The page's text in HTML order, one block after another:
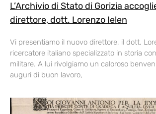
L’Archivio di Stato di Gorizia
direttore, dott. Lorenzo Ielen
Vi presentiamo il nuovo direttore, il dott.
ricercatore italiano specializzato in storia
militare. A lui rivolgiamo un caloroso
auguri di buon lavoro,